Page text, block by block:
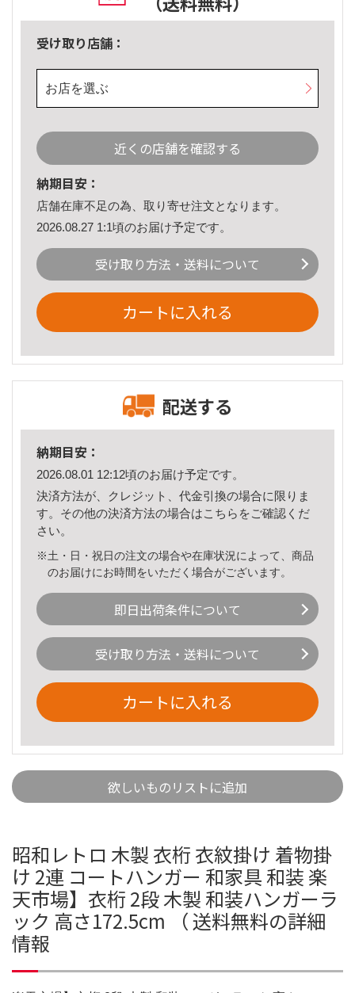
受け取り店舗：
お店を選ぶ
近くの店舗を確認する
納期目安：
店舗在庫不足の為、取り寄せ注文となります。
2026.08.27 1:1頃のお届け予定です。
受け取り方法・送料について
カートに入れる
配送する
納期目安：
2026.08.01 12:12頃のお届け予定です。
決済方法が、クレジット、代金引換の場合に限りま
す。その他の決済方法の場合はこちら をご確認くだ
さい。
※土・日・祝日の注文の場合や在庫状況によって、商品
のお届けにお時間をいただく場合がございます。
即日出荷条件について
受け取り方法・送料について
カートに入れる
欲しいものリストに追加
昭和レトロ 木製 衣桁 衣紋掛け 着物掛
け 2連 コートハンガー 和家具 和装 楽
天市場】衣桁 2段 木製 和装ハンガーラ
ック 高さ172.5cm （ 送料無料の詳細
情報